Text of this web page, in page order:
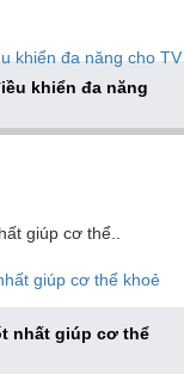
khiển đa năng
giúp cơ thể..
nhất giúp cơ thể